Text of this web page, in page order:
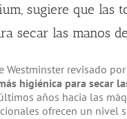
sugiere que las
secar las manos
Westminster revisado
higiénica para secar
años hacia las
ofrecen un nivel